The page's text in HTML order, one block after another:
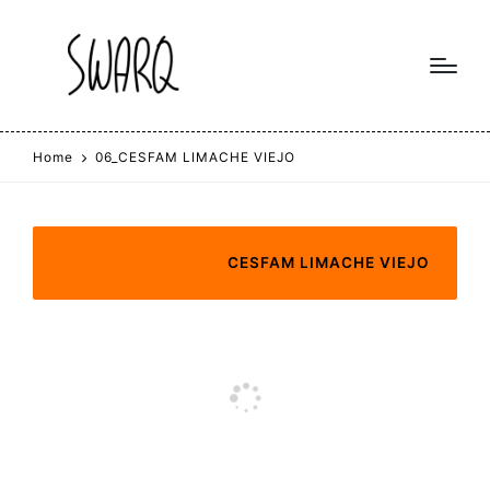
Home 06_CESFAM LIMACHE VIEJO
CESFAM LIMACHE VIEJO